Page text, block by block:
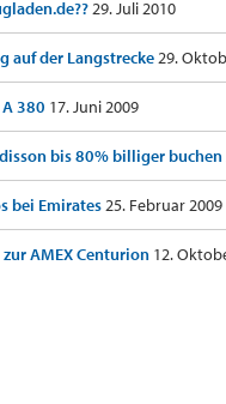
29. Juli 2010
auf der Langstrecke29.
380 17. Juni 2009
bis 80% billiger buchen
bei Emirates25. Februar 2009
zur AMEX Centurion 12.